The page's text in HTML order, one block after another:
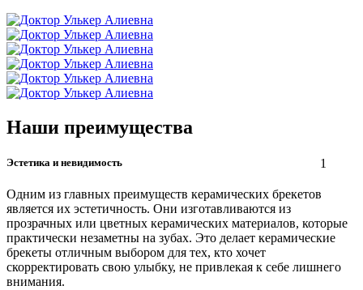
Наши преимущества
1
Эстетика и невидимость
Одним из главных преимуществ керамических брекетов
является их эстетичность. Они изготавливаются из
прозрачных или цветных керамических материалов, которые
практически незаметны на зубах. Это делает керамические
брекеты отличным выбором для тех, кто хочет
скорректировать свою улыбку, не привлекая к себе лишнего
внимания.